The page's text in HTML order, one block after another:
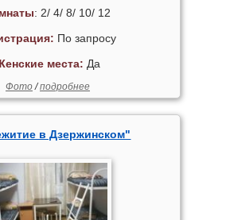
: 2/ 4/ 8/ 10/ 12
По запросу
места: Да
Фото/подробнее
в Дзержинском"